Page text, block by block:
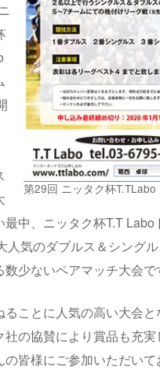
第29回 ニッタク杯T.TLabo
最中、ニッタク杯T.T Labo
人気のダブルス＆シング
数少ないペアマッチ大会で
ることに人気の高い大会と
社の協賛により賞品も充実
の皆様にご参加いただいて